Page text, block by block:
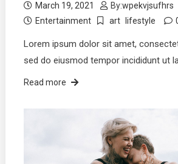
March 19, 2021 By:wpekvjsufhrs
Entertainment
art lifestyle
Lorem ipsum dolor sit amet,
sed do eiusmod tempor incididunt ut
Read more